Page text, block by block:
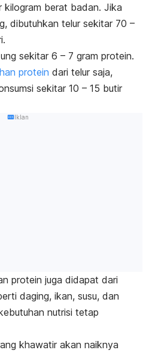
kilogram berat badan. Jika
dibutuhkan telur sekitar 70 –
sekitar 6 – 7 gram protein.
protein dari telur saja,
sekitar 10 – 15 butir
Iklan
protein juga didapat dari
daging, ikan, susu, dan
nutrisi tetap
khawatir akan naiknya